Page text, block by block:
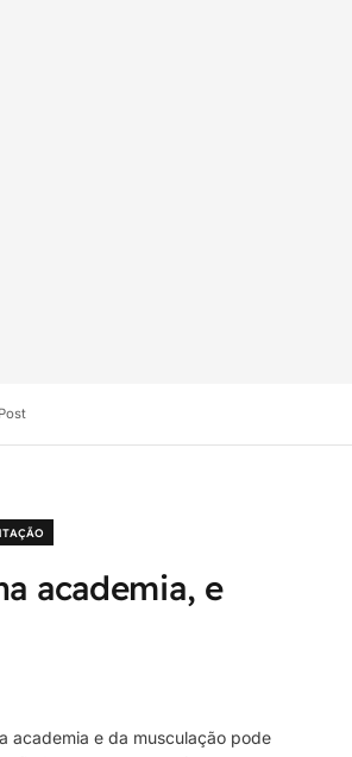
Post
academia, e
academia e da musculação pode